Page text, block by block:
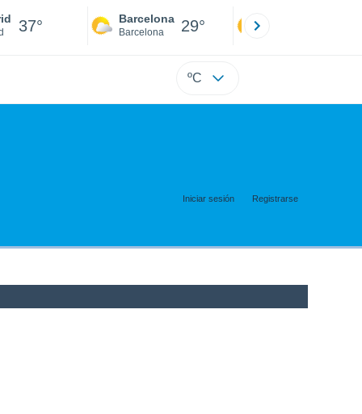
37° Barcelona
Barcelona 29°
ºC
Iniciar sesión Registrarse